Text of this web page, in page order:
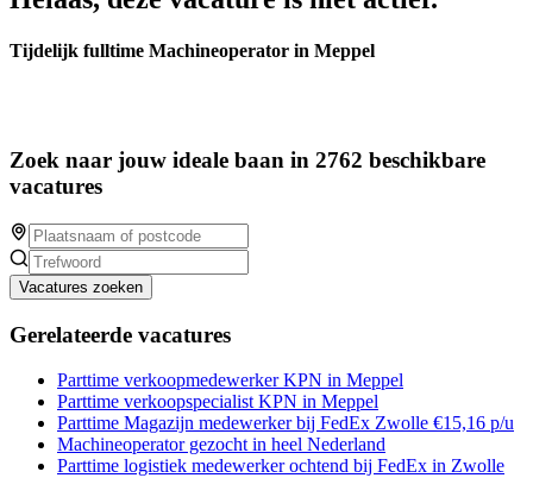
Tijdelijk fulltime Machineoperator in Meppel
Zoek naar jouw ideale baan in 2762 beschikbare
vacatures
Vacatures zoeken
Gerelateerde vacatures
Parttime verkoopmedewerker KPN in Meppel
Parttime verkoopspecialist KPN in Meppel
Parttime Magazijn medewerker bij FedEx Zwolle €15,16 p/u
Machineoperator gezocht in heel Nederland
Parttime logistiek medewerker ochtend bij FedEx in Zwolle